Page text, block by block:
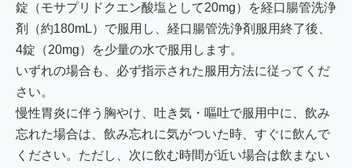
錠（モサプリドクエン酸塩として20mg）を経口腸管洗浄
剤（約180mL）で服用し、経口腸管洗浄剤服用終了後、
4錠（20mg）を少量の水で服用します。
いずれの場合も、必ず指示された服用方法に従ってくだ
さい。
慢性胃炎に伴う胸やけ、吐き気・嘔吐で服用中に、飲み
忘れた場合は、飲み忘れに気がついた時、すぐに飲んで
ください。ただし、次に飲む時間が近い場合は飲まない